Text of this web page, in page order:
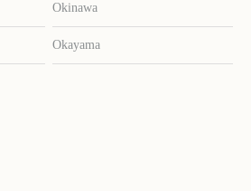
Okinawa
Okayama